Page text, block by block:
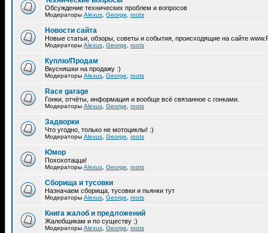
Обсуждение технических проблем и вопросов
Модераторы Alexus George roots
Новости сайта
Новые статьи, обзоры, советы и события, происходящие на сайте
Модераторы Alexus George roots
Куплю/Продам
Вкусняшки на продажу :)
Модераторы Alexus George roots
Race garage
Гонки, отчёты, информация и вообще всё связанное с гонками.
Модераторы Alexus George roots
Задворки
Что угодно, только не мотоциклы! :)
Модераторы Alexus George roots
Юмор
Похохотацца!
Модераторы Alexus George roots
Сборища и тусовки
Назначаем сборища, тусовки и пьянки тут
Модераторы Alexus George roots
Книга жалоб и предложений
Жалобщикам и по существу :)
Модераторы Alexus George roots